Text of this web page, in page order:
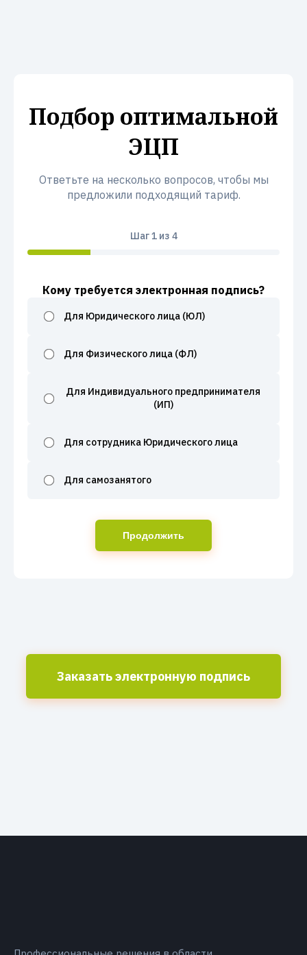
Подбор оптимальной
ЭЦП
Ответьте на несколько вопросов, чтобы мы
предложили подходящий тариф.
Шаг1из 4
Кому требуется электронная подпись?
Для Юридического лица (ЮЛ)
Для Физического лица (ФЛ)
Для Индивидуального предпринимателя
(ИП)
Для сотрудника Юридического лица
Для самозанятого
Продолжить
Заказать электронную подпись